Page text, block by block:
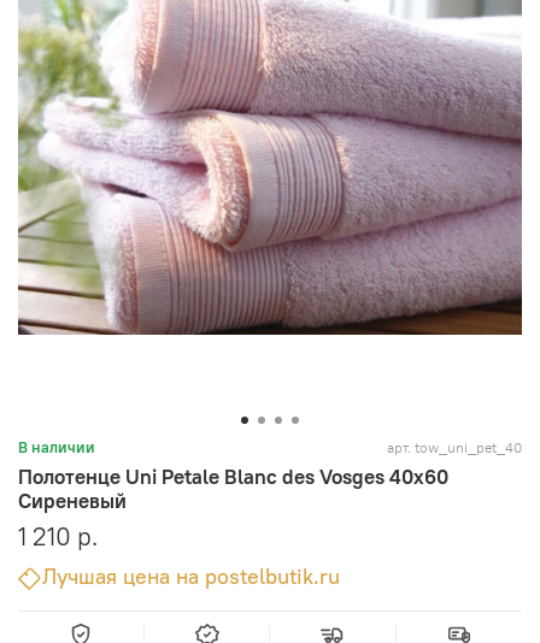
В наличии арт. tow_uni_pet_40
Полотенце Uni Petale Blanc des Vosges 40x60
Сиреневый
1 210 р.
Лучшая цена на postelbutik.ru